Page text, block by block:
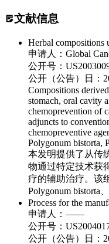
文献信息
Herbal compositions
申请人： Global
公开号：
公开（公告）日：
Compositions
stomach, oral cavity
chemoprevention of
adjuncts to
chemopreventive
Polygonum bistorta,
本发明提供了从传
物通过特定技术获
疗的辅助治疗。该
Polygonum bistorta
Process for the
申请人： ——
公开号：
公开（公告）日：